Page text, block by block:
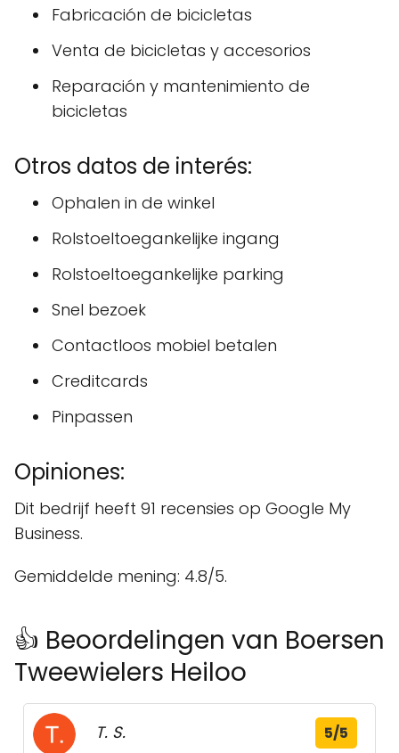
Fabricación de bicicletas
Venta de bicicletas y accesorios
Reparación y mantenimiento de
bicicletas
Otros datos de interés:
Ophalen in de winkel
Rolstoeltoegankelijke ingang
Rolstoeltoegankelijke parking
Snel bezoek
Contactloos mobiel betalen
Creditcards
Pinpassen
Opiniones:
Dit bedrijf heeft 91 recensies op Google My
Business.
Gemiddelde mening: 4.8/5.
👍 Beoordelingen van Boersen
Tweewielers Heiloo
T. S. 5/5